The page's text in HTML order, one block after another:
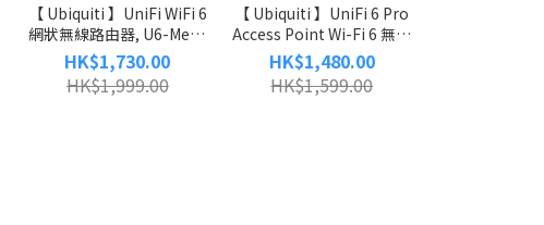
【 Ubiquiti 】UniFi WiFi 6
網狀無線路由器, U6-Mesh
︱兩年原廠保養
HK$1,730.00
HK$1,999.00
【 Ubiquiti 】UniFi 6 Pro
Access Point Wi-Fi 6 無線
接取器, U6-Pro︱兩年原廠
保養
HK$1,480.00
HK$1,599.00